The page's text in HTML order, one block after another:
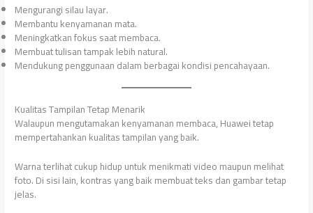
Mengurangi silau layar.
Membantu kenyamanan mata.
Meningkatkan fokus saat membaca.
Membuat tulisan tampak lebih natural.
Mendukung penggunaan dalam berbagai kondisi pencahayaan.
Kualitas Tampilan Tetap Menarik
Walaupun mengutamakan kenyamanan membaca, Huawei tetap
mempertahankan kualitas tampilan yang baik.
Warna terlihat cukup hidup untuk menikmati video maupun melihat
foto. Di sisi lain, kontras yang baik membuat teks dan gambar tetap
jelas.